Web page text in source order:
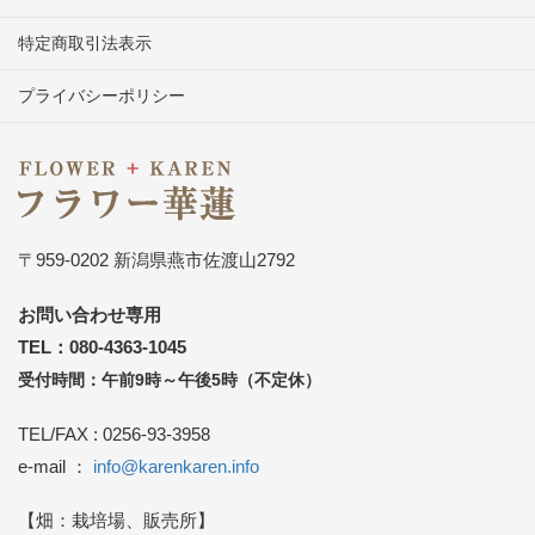
特定商取引法表示
プライバシーポリシー
〒959-0202 新潟県燕市佐渡山2792
お問い合わせ専用
TEL：080-4363-1045
受付時間：午前9時～午後5時（不定休）
TEL/FAX : 0256-93-3958
e-mail ： info@karenkaren.info
【畑：栽培場、販売所】